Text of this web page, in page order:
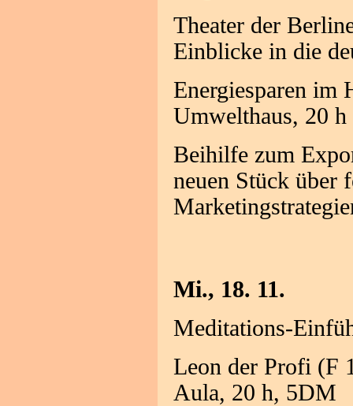
Theater der
Einblicke in die
Energiesparen im
Umwelthaus, 20
Beihilfe zum
neuen Stück über
Mi., 18. 11.
Meditations-
Leon der Profi (F
Aula, 20 h, 5DM